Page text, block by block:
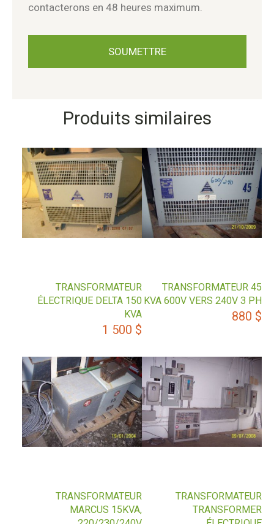
contacterons en 48 heures maximum.
Produits similaires
TRANSFORMATEUR 45
KVA 600V VERS 240V 3 PH
880 $
TRANSFORMATEUR
ÉLECTRIQUE DELTA 150
KVA
1 500 $
TRANSFORMATEUR
TRANSFORMER
TRANSFORMATEUR
MARCUS 15KVA,